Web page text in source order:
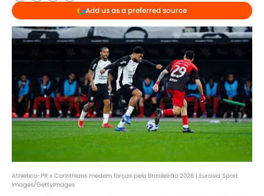
Add us as a preferred source
Athletico-PR x Corinthians medem forças pelo Brasileirão 2026 | Eurasia Sport
Images/GettyImages